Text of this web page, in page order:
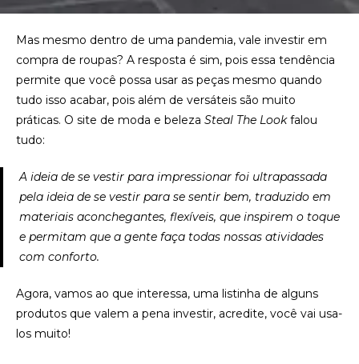
Mas mesmo dentro de uma pandemia, vale investir em
compra de roupas? A resposta é sim, pois essa tendência
permite que você possa usar as peças mesmo quando
tudo isso acabar, pois além de versáteis são muito
práticas. O site de moda e beleza Steal The Lookfalou
tudo:
A ideia de se vestir para impressionar foi ultrapassada
pela ideia de se vestir para se sentir bem, traduzido em
materiais aconchegantes, flexíveis, que inspirem o toque
e permitam que a gente faça todas nossas atividades
com conforto.
Agora, vamos ao que interessa, uma listinha de alguns
produtos que valem a pena investir, acredite, você vai usa-
los muito!